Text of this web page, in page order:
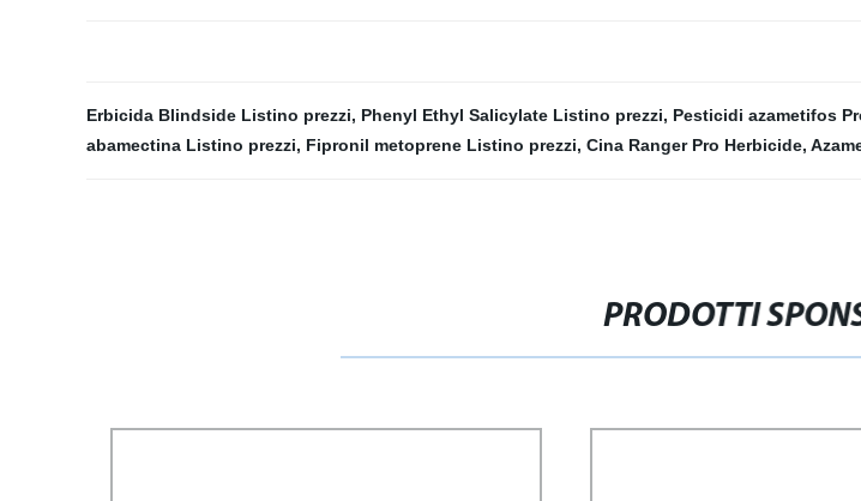
Erbicida Blindside Listino prezzi, Phenyl Ethyl Salicylate Listino prezzi, Pesticidi azametifos
abamectina Listino prezzi, Fipronil metoprene Listino prezzi, Cina Ranger Pro Herbicide,
PRODOTTI